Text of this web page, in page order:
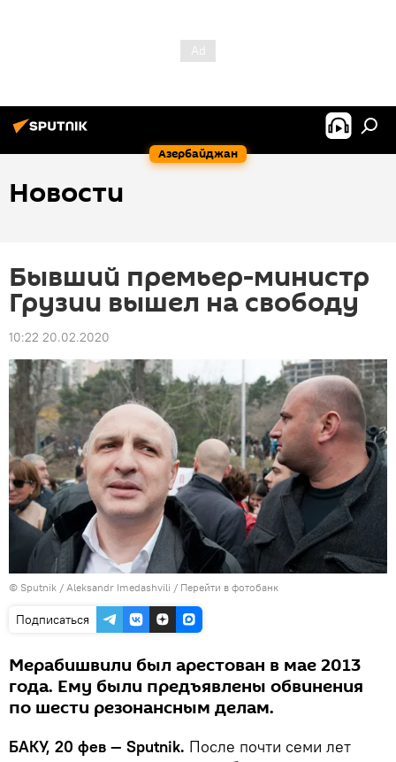
Азербайджан
Новости
Бывший премьер-министр
Грузии вышел на свободу
10:22 20.02.2020
© Sputnik / Aleksandr Imedashvili / Перейти в фотобанк
Подписаться
Мерабишвили был арестован в мае 2013
года. Ему были предъявлены обвинения
по шести резонансным делам.
БАКУ, 20 фев — Sputnik. После почти семи лет